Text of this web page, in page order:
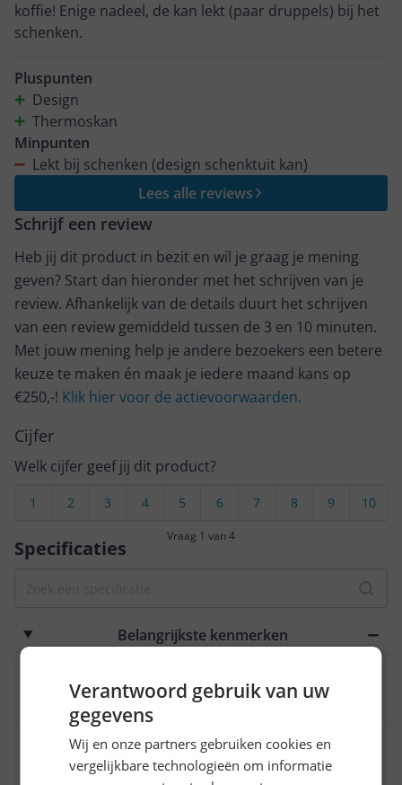
Specificaties
Belangrijkste kenmerken
Thermoskan
Inhoud waterreservoir
koffie! Enige nadeel, de kan lekt (paar druppels) bij het
schenken.
Pluspunten
Design
Thermoskan
Minpunten
Lekt bij schenken (design schenktuit kan)
Lees alle reviews
Schrijf een review
Heb jij dit product in bezit en wil je graag je mening
geven? Start dan hieronder met het schrijven van je
review. Afhankelijk van de details duurt het schrijven
van een review gemiddeld tussen de 3 en 10 minuten.
Met jouw mening help je andere bezoekers een betere
keuze te maken én maak je iedere maand kans op
€250,-! Klik hier voor de actievoorwaarden.
Cijfer
Welk cijfer geef jij dit product?
10
9
8
7
6
5
4
3
2
1
Vraag 1 van 4
Verantwoord gebruik van uw
gegevens
Wij en onze partners gebruiken cookies en
vergelijkbare technologieën om informatie